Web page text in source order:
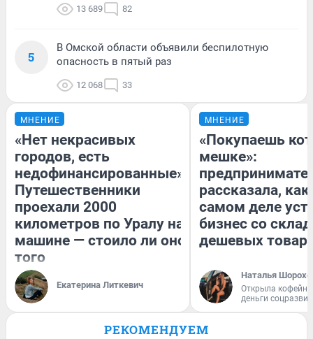
13 689 82
5
В Омской области объявили беспилотную
опасность в пятый раз
12 068 33
МНЕНИЕ
«Нет некрасивых
городов, есть
недофинансированные».
Путешественники
проехали 2000
километров по Уралу на
машине — стоило ли оно
того
Екатерина Литкевич
МНЕНИЕ
«Покупаешь
мешке»:
рассказала, как
самом деле
бизнес со
дешевых
Наталья
Открыла
деньги
РЕКОМЕНДУЕМ